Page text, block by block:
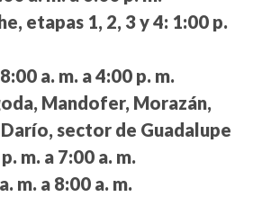
etapas 1, 2, 3 y 4: 1:00 p.
8:00 a. m. a 4:00 p. m.
Mandofer, Morazán,
sector de Guadalupe
m. a 7:00 a. m.
m. a 8:00 a. m.